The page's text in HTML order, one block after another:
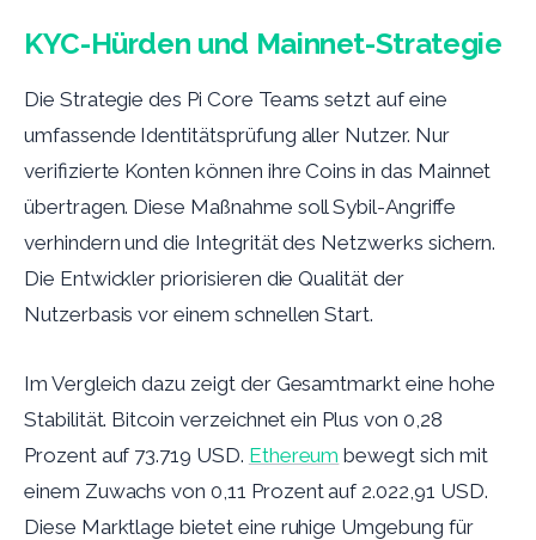
KYC-Hürden und Mainnet-Strategie
Die Strategie des Pi Core Teams setzt auf eine
umfassende Identitätsprüfung aller Nutzer. Nur
verifizierte Konten können ihre Coins in das Mainnet
übertragen. Diese Maßnahme soll Sybil-Angriffe
verhindern und die Integrität des Netzwerks sichern.
Die Entwickler priorisieren die Qualität der
Nutzerbasis vor einem schnellen Start.
Im Vergleich dazu zeigt der Gesamtmarkt eine hohe
Stabilität. Bitcoin verzeichnet ein Plus von 0,28
Prozent auf 73.719 USD. Ethereum bewegt sich mit
einem Zuwachs von 0,11 Prozent auf 2.022,91 USD.
Diese Marktlage bietet eine ruhige Umgebung für